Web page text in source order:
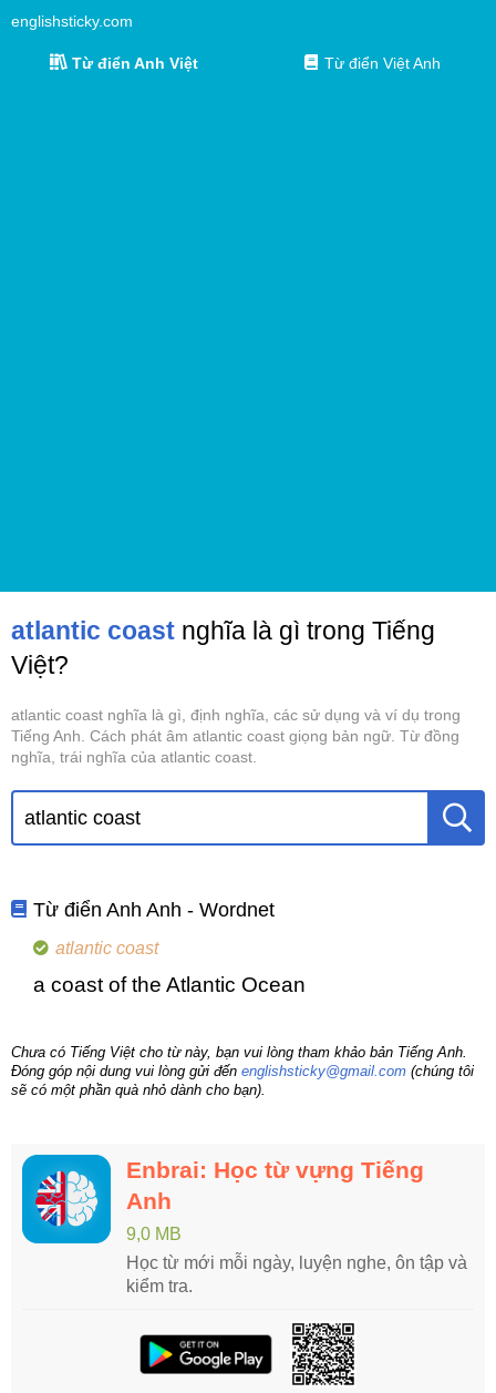
englishsticky.com
Từ điển Anh Việt Từ điển Việt Anh
atlantic coast nghĩa là gì trong Tiếng
Việt?
atlantic coast nghĩa là gì, định nghĩa, các sử dụng và ví dụ trong
Tiếng Anh. Cách phát âm atlantic coast giọng bản ngữ. Từ đồng
nghĩa, trái nghĩa của atlantic coast.
Từ điển Anh Anh - Wordnet
atlantic coast
a coast of the Atlantic Ocean
Chưa có Tiếng Việt cho từ này, bạn vui lòng tham khảo bản Tiếng Anh.
Đóng góp nội dung vui lòng gửi đến englishsticky@gmail.com (chúng tôi
sẽ có một phần quà nhỏ dành cho bạn).
Enbrai: Học từ vựng Tiếng
Anh
9,0 MB
Học từ mới mỗi ngày, luyện nghe, ôn tập và
kiểm tra.